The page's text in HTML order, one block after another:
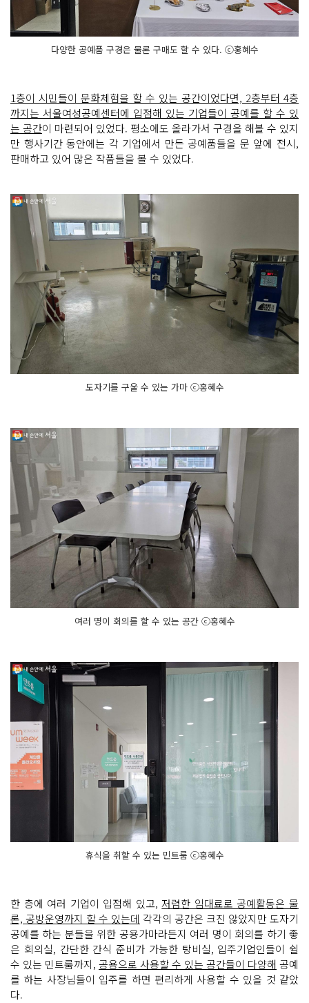
다양한 공예품 구경은 물론 구매도 할 수 있다. ⓒ홍혜수
1층이 시민들이 문화체험을 할 수 있는 공간이었다면, 2층부터 4층
까지는 서울여성공예센터에 입점해 있는 기업들이 공예를 할 수 있
는 공간이 마련되어 있었다. 평소에도 올라가서 구경을 해볼 수 있지
만 행사기간 동안에는 각 기업에서 만든 공예품들을 문 앞에 전시,
판매하고 있어 많은 작품들을 볼 수 있었다.
도자기를 구울 수 있는 가마 ⓒ홍혜수
여러 명이 회의를 할 수 있는 공간 ⓒ홍혜수
휴식을 취할 수 있는 민트룸 ⓒ홍혜수
한 층에 여러 기업이 입점해 있고,저렴한 임대료로 공예활동은 물
론, 공방운영까지 할 수 있는데 각각의 공간은 크진 않았지만 도자기
공예를 하는 분들을 위한 공용가마라든지 여러 명이 회의를 하기 좋
은 회의실, 간단한 간식 준비가 가능한 탕비실, 입주기업인들이 쉴
수 있는 민트룸까지, 공용으로 사용할 수 있는 공간들이 다양해 공예
를 하는 사장님들이 입주를 하면 편리하게 사용할 수 있을 것 같았
다.